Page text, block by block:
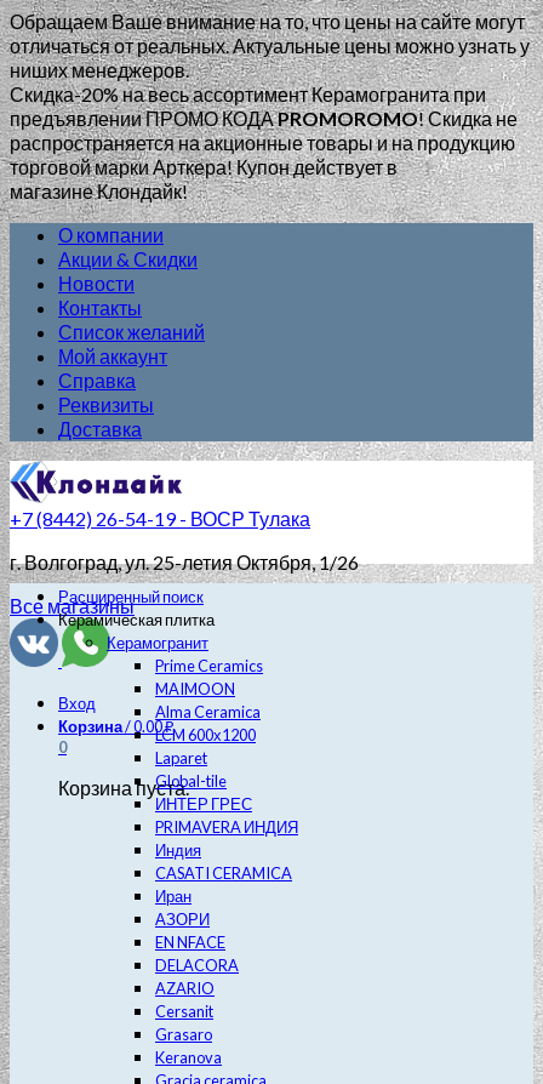
Обращаем Ваше внимание на то, что цены на сайте могут
отличаться от реальных. Актуальные цены можно узнать у
ниших менеджеров.
Скидка-20% на весь ассортимент Керамогранита при
предъявлении ПРОМО КОДАPROMOROMO!Скидка не
распространяется на акционные товары и на продукцию
торговой марки Арткера! Купон действует в
магазине Клондайк!
О компании
Акции & Скидки
Новости
Контакты
Список желаний
Мой аккаунт
Справка
Реквизиты
Доставка
+7 (8442) 26-54-19 - ВОСР Тулака
г. Волгоград, ул. 25-летия Октября, 1/26
Все магазины
Вход
Корзина/0.00₽
0
Корзина пуста.
Расширенный поиск
Керамическая плитка
Керамогранит
Prime Ceramics
MAIMOON
Alma Ceramica
LCM 600х1200
Laparet
Global-tile
ИНТЕР ГРЕС
PRIMAVERA ИНДИЯ
Индия
CASATI CERAMICA
Иран
АЗОРИ
EN NFACE
DELACORA
AZARIO
Cersanit
Grasaro
Keranova